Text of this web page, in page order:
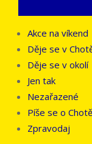
Akce na víkend
Děje se v
Děje se v okolí
Jen tak
Nezařazené
Píše se o
Zpravodaj